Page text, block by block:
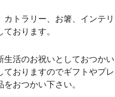
トラリー、お箸、インテリ
おります。
活のお祝いとしておつかい
おりますのでギフトやプレ
おつかい下さい。